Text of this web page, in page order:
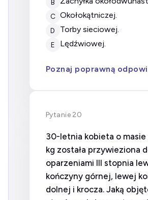
B
C okołokątniczej.
D torby sieciowej.
E lędźwiowej.
Poznaj poprawną
Pytanie 20
30-letnia kobieta o masie
kg została przywieziona
oparzeniami III stopnia
kończyny górnej, lewej
dolnej i krocza. Jaką